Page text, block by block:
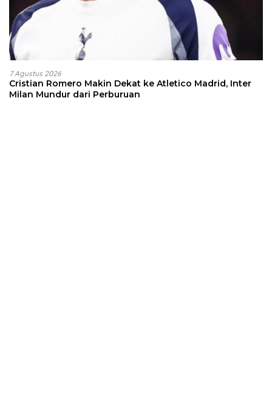
7 Agustus 2026
Cristian Romero Makin Dekat ke Atletico Madrid, Inter
Milan Mundur dari Perburuan